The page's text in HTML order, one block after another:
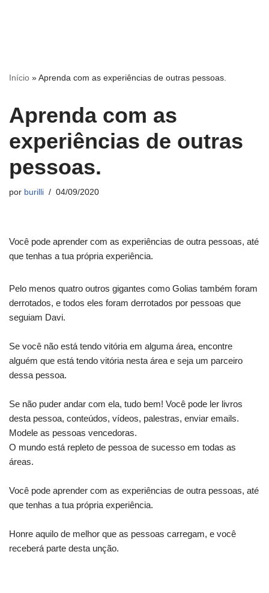
Início »Aprenda com as experiências de outras pessoas.
Aprenda com as
experiências de outras
pessoas.
por burilli 04/09/2020
Você pode aprender com as experiências de outra pessoas, até
que tenhas a tua própria experiência.
Pelo menos quatro outros gigantes como Golias também foram
derrotados, e todos eles foram derrotados por pessoas que
seguiam Davi. ⁣
Se você não está tendo vitória em alguma área, encontre
alguém que está tendo vitória nesta área e seja um parceiro
dessa pessoa. ⁣
Se não puder andar com ela, tudo bem! Você pode ler livros
desta pessoa, conteúdos, vídeos, palestras, enviar emails. ⁣
Modele as pessoas vencedoras. ⁣
O mundo está repleto de pessoa de sucesso em todas as
áreas. ⁣
Você pode aprender com as experiências de outra pessoas, até
que tenhas a tua própria experiência.⁣
Honre aquilo de melhor que as pessoas carregam, e você
receberá parte desta unção. ⁣